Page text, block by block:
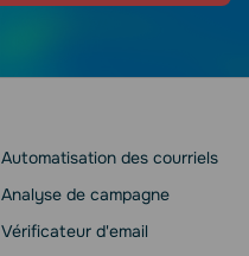
Automatisation des courriels
Analyse de campagne
Vérificateur d'email